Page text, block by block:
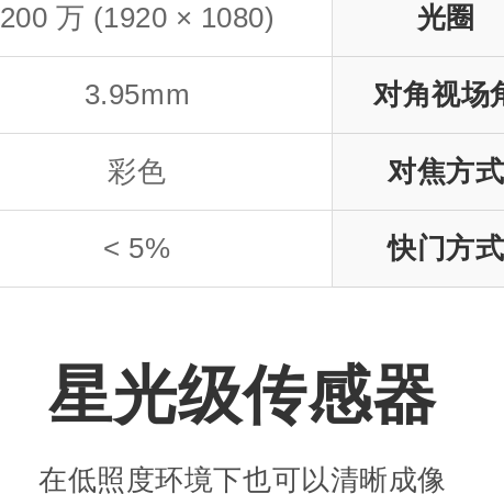
200 万 (1920 × 1080) 光圈
3.95mm 对角视场
彩色 对焦方式
< 5% 快门方式
星光级传感器
在低照度环境下也可以清晰成像